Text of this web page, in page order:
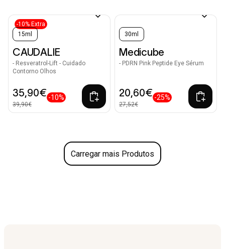
-10% Extra
15ml
CAUDALIE
- Resveratrol-Lift - Cuidado
Contorno Olhos
35,90€
39,90€
-10%
30ml
Medicube
- PDRN Pink Peptide Eye Sérum
20,60€
27,52€
-25%
Carregar mais Produtos